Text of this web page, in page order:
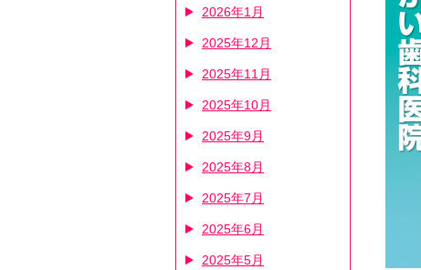
2026年1月
2025年12月
2025年11月
2025年10月
2025年9月
2025年8月
2025年7月
2025年6月
2025年5月